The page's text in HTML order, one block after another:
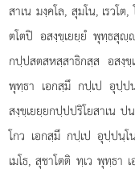
สาเน มงฺคโล, สุมโน, เรวโ
ตโตปิ อสงฺขฺเยยฺยํ พุทฺธสุฺ
กปฺปสตสหสฺสาธิกสฺส อสงฺ
พุทฺธา เอกสฺมึ กปฺเป อุปฺป
สงฺขฺเยยฺยกปฺปปริโยสาเน
โกว เอกสฺมึ กปฺเป อุปฺปนฺ
เมโธ, สุชาโตติ ทฺเว พุทฺธา